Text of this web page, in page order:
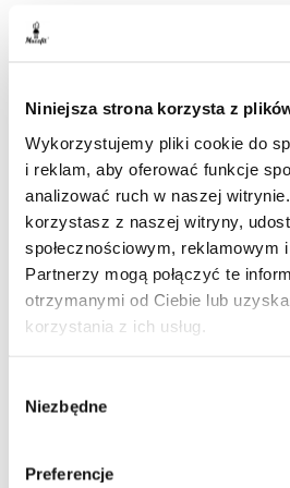
Niniejsza strona korzysta z
Wykorzystujemy pliki cookie do
i reklam, aby oferować funkcje
analizować ruch w naszej
korzystasz z naszej witryny,
społecznościowym, reklamowym
Partnerzy mogą połączyć te
otrzymanymi od Ciebie lub
korzystania z ich usług.
zgody
Niezbędne
Preferencje
To, jaki rodzaj diety wybrać,
Twoich potrzeb, gustu oraz tego,
Nie musisz decydować się na
Możesz skorzystać z naszego
dowolnie wybierać posiłki. Jeśli
zestaw dań wybrać, możesz
dietetyków. Specjaliści doradzą,
odpowiednia. Pomogą też
kalorii i składników odżywczych.
W Maczfit cenimy czas naszych